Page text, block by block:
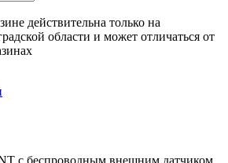
действительна только на
области и может отличаться от
с беспроводным внешним датчиком